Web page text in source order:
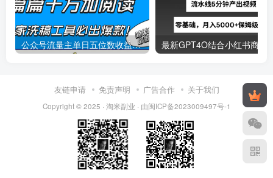
公众号流量主单日五位数收益，篇篇十万加阅读独家洗稿工具必出爆款！
友链申请 免责声明 广告合作 关于我们
Copyright © 2025 · 淘米副业 · 由闽ICP备2023009497号-1